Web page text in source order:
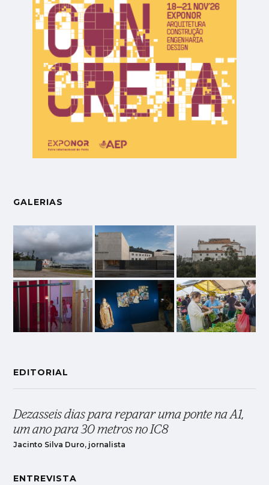
GALERIAS
EDITORIAL
Dezasseis dias para reparar uma ponte na A1,
um ano para 30 metros no IC8
Jacinto Silva Duro, jornalista
ENTREVISTA